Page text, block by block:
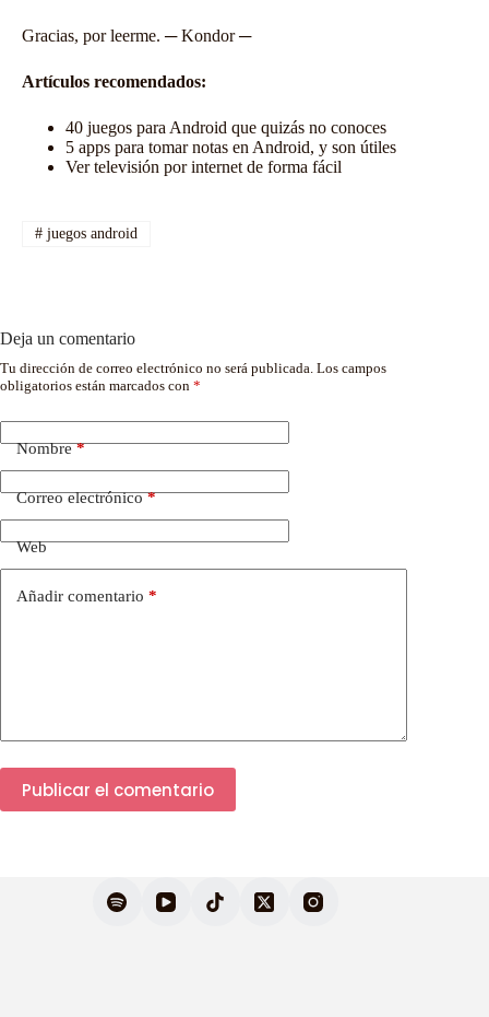
Gracias, por leerme. ─ Kondor ─
Artículos recomendados:
40 juegos para Android que quizás no conoces
5 apps para tomar notas en Android, y son útiles
Ver televisión por internet de forma fácil
#juegos android
Deja un comentario
Tu dirección de correo electrónico no será publicada. Los campos
obligatorios están marcados con *
Nombre*
Correo electrónico*
Web
Añadir comentario *
Publicar el comentario